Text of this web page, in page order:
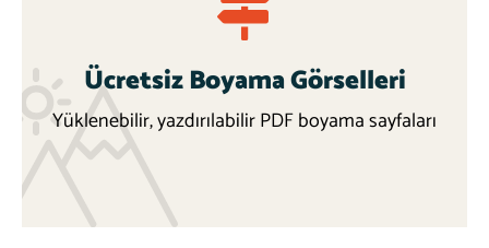
Ücretsiz Boyama Görselleri
Yüklenebilir, yazdırılabilir PDF boyama sayfaları